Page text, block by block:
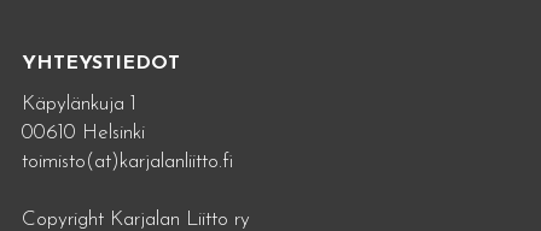
YHTEYSTIEDOT
Käpylänkuja 1
00610 Helsinki
toimisto(at)karjalanliitto.fi
Copyright Karjalan Liitto ry